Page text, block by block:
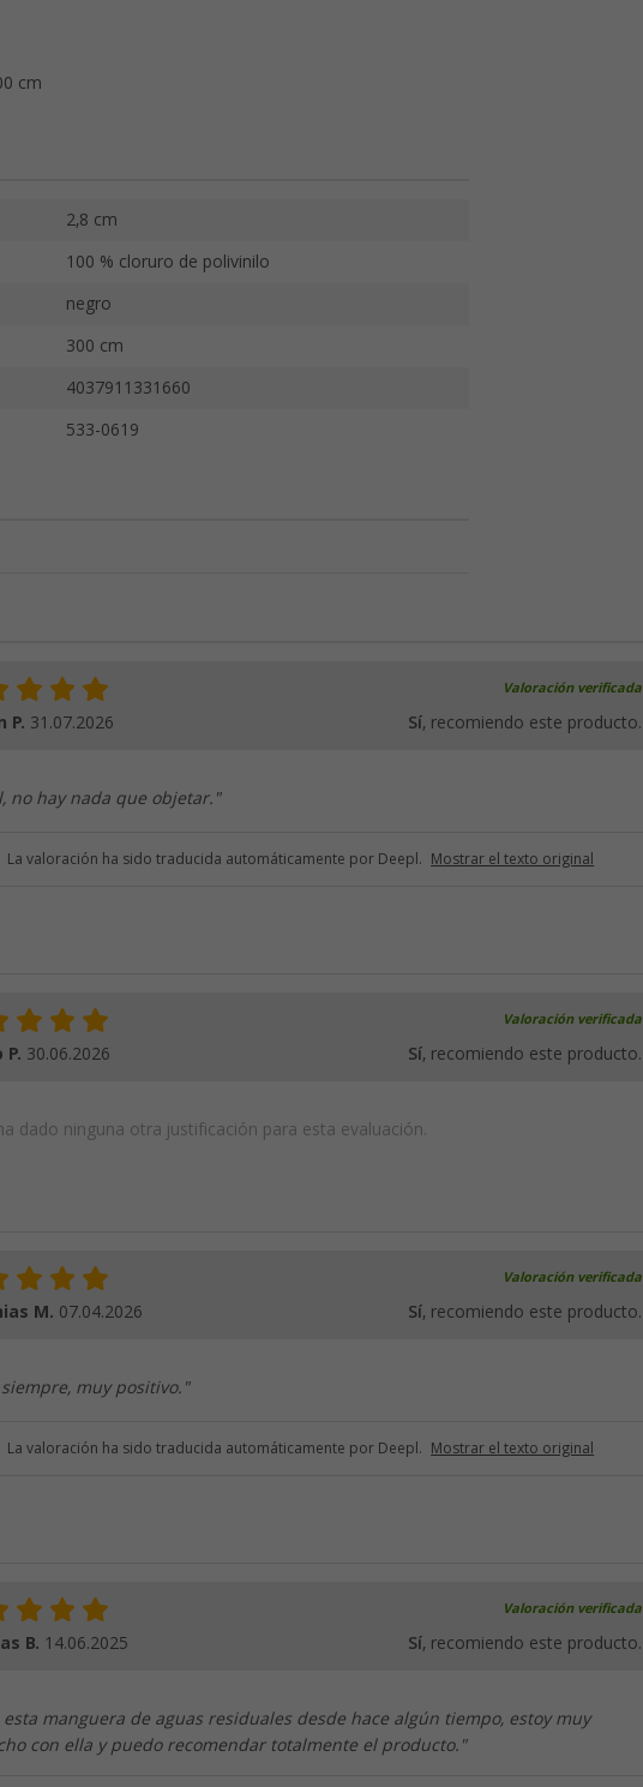
cm
2,8 cm
100 % cloruro de polivinilo
negro
300 cm
4037911331660
533-0619
Valoración verificada
P. 31.07.2026 Sí, recomiendo este producto.
no hay nada que objetar."
La valoración ha sido traducida automáticamente por Deepl. Mostrar el texto original
Valoración verificada
P. 30.06.2026 Sí, recomiendo este producto.
dado ninguna otra justificación para esta evaluación.
Valoración verificada
M. 07.04.2026 Sí, recomiendo este producto.
siempre, muy positivo."
La valoración ha sido traducida automáticamente por Deepl. Mostrar el texto original
Valoración verificada
B. 14.06.2025 Sí, recomiendo este producto.
esta manguera de aguas residuales desde hace algún tiempo, estoy muy
con ella y puedo recomendar totalmente el producto."